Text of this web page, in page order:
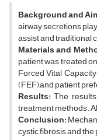
Background and
airway secretions
assist and traditional
Materials and
patient was treated
Forced Vital
(FEF),and patient
Results:The
treatment methods.
Conclusion:
cystic fibrosis and